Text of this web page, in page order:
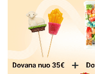
GĖRIMAI
BAKALĖJA
KONSERVUOTA